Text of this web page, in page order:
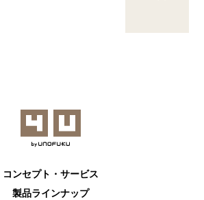
コンセプト・サービス
製品ラインナップ